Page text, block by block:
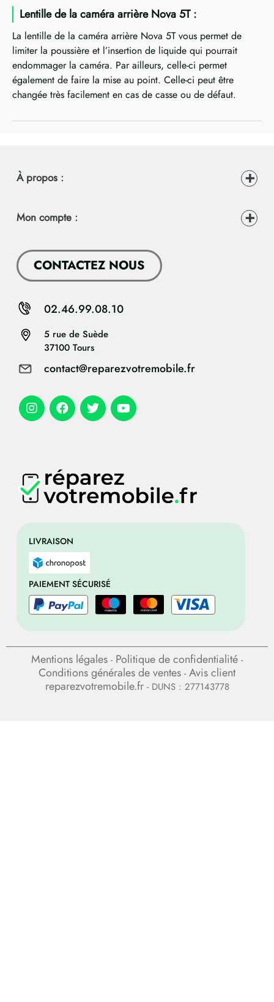
Lentille de la caméra arrière Nova 5T :
La lentille de la caméra arrière Nova 5T vous permet de
limiter la poussière et l’insertion de liquide qui pourrait
endommager la caméra. Par ailleurs, celle-ci permet
également de faire la mise au point. Celle-ci peut être
changée très facilement en cas de casse ou de défaut.
LIVRAISON
PAIEMENT SÉCURISÉ
À propos :
Mon compte :
CONTACTEZ NOUS
5 rue de Suède
37100 Tours
contact@reparezvotremobile.fr
02.46.99.08.10
Mentions légales - Politique de confidentialité -
Conditions générales de ventes - Avis client
reparezvotremobile.fr- DUNS : 277143778